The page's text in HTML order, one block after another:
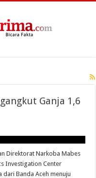
Ganja 1,6
Direktorat Narkoba Mabes
Investigation Center
Banda Aceh menuju